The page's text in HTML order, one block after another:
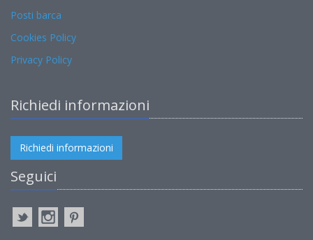
Posti barca
Cookies Policy
Privacy Policy
Richiedi informazioni
Richiedi informazioni
Seguici